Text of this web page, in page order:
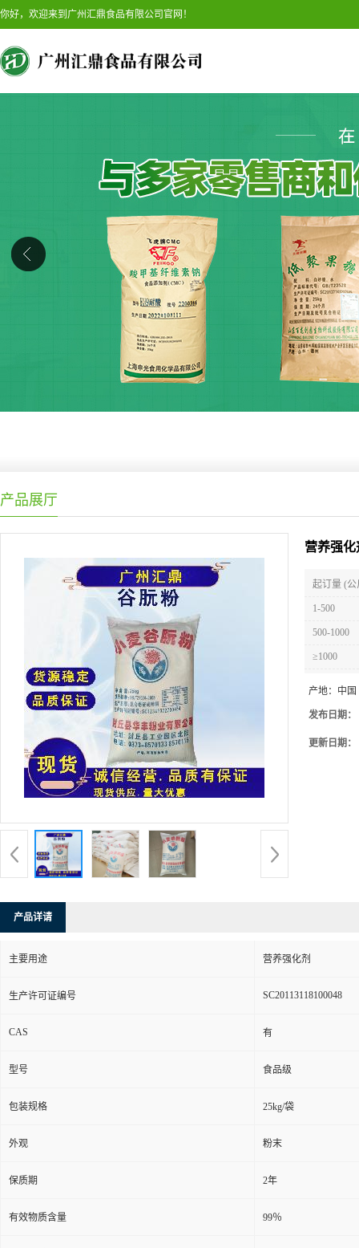
你好，欢迎来到广州汇鼎食品有限公司官网！
产品展厅
营养强
起订量 (公
1-500
500-1000
≥1000
产地： 中国
发布日期：
更新日期：
产品详请
主要用途 营养强化剂
生产许可证编号 SC20113118100048
CAS 有
型号 食品级
包装规格 25kg/袋
外观 粉末
保质期 2年
有效物质含量 99％